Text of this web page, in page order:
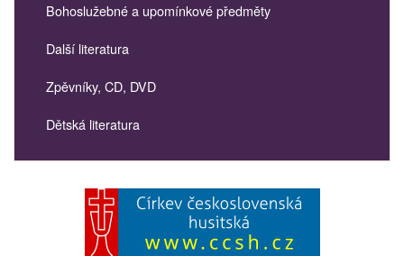
Bohoslužebné a upomínkové předměty
Další literatura
Zpěvníky, CD, DVD
Dětská literatura